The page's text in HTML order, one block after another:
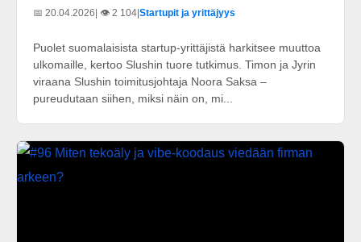
📅 20.04.2026 | 👁️ 2 104 Startupit ja yrittäjyys
Puolet suomalaisista startup-yrittäjistä harkitsee muuttoa
ulkomaille, kertoo Slushin tuore tutkimus. Timon ja Jyrin
viraana Slushin toimitusjohtaja Noora Saksa –
pureudutaan siihen, miksi näin on, mi...